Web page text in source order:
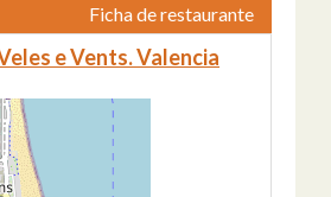
Ficha de restaurante
e Vents. Valencia